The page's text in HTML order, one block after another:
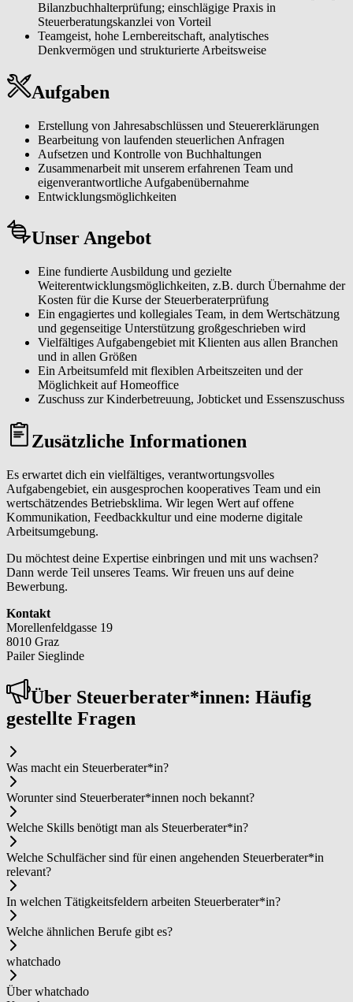
Bilanzbuchhalterprüfung; einschlägige Praxis in
Steuerberatungskanzlei von Vorteil
Teamgeist, hohe Lernbereitschaft, analytisches
Denkvermögen und strukturierte Arbeitsweise
Aufgaben
Erstellung von Jahresabschlüssen und Steuererklärungen
Bearbeitung von laufenden steuerlichen Anfragen
Aufsetzen und Kontrolle von Buchhaltungen
Zusammenarbeit mit unserem erfahrenen Team und
eigenverantwortliche Aufgabenübernahme
Entwicklungsmöglichkeiten
Unser Angebot
Eine fundierte Ausbildung und gezielte
Weiterentwicklungsmöglichkeiten, z.B. durch Übernahme der
Kosten für die Kurse der Steuerberaterprüfung
Ein engagiertes und kollegiales Team, in dem Wertschätzung
und gegenseitige Unterstützung großgeschrieben wird
Vielfältiges Aufgabengebiet mit Klienten aus allen Branchen
und in allen Größen
Ein Arbeitsumfeld mit flexiblen Arbeitszeiten und der
Möglichkeit auf Homeoffice
Zuschuss zur Kinderbetreuung, Jobticket und Essenszuschuss
Zusätzliche Informationen
Es erwartet dich ein vielfältiges, verantwortungsvolles
Aufgabengebiet, ein ausgesprochen kooperatives Team und ein
wertschätzendes Betriebsklima. Wir legen Wert auf offene
Kommunikation, Feedbackkultur und eine moderne digitale
Arbeitsumgebung.
Du möchtest deine Expertise einbringen und mit uns wachsen?
Dann werde Teil unseres Teams. Wir freuen uns auf deine
Bewerbung.
Kontakt
Morellenfeldgasse 19
8010 Graz
Pailer Sieglinde
Über Steu­er­be­ra­ter*in­nen: Häufig
gestellte Fragen
Was macht ein Steu­er­be­ra­ter*in?
Worunter sind Steu­er­be­ra­ter*in­nen noch bekannt?
Welche Skills benötigt man als Steu­er­be­ra­ter*in?
Welche Schulfächer sind für einen angehenden Steu­er­be­ra­ter*in
relevant?
In welchen Tätigkeitsfeldern arbeiten Steu­er­be­ra­ter*in?
Welche ähnlichen Berufe gibt es?
whatchado
Über whatchado